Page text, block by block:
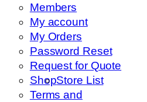
Members
My account
My Orders
Password Reset
Request for Quote
ShopStore List
Terms and